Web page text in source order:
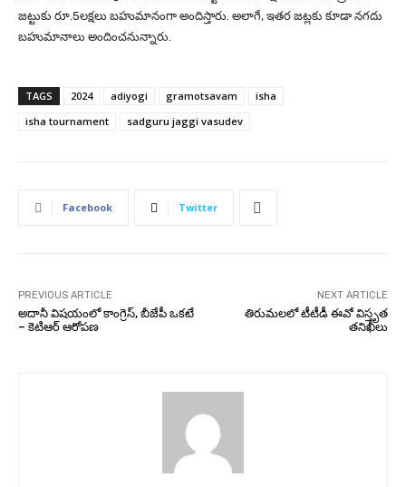
జట్టుకు రూ.5లక్షలు బహుమానంగా అందిస్తారు. అలాగే, ఇతర జట్లకు కూడా నగదు
బహుమానాలు అందించనున్నారు.
TAGS 2024 adiyogi gramotsavam
isha
isha tournament
sadguru jaggi vasudev
Facebook Twitter
PREVIOUS ARTICLE
అదానీ విషయంలో కాంగ్రెస్, బీజేపీ ఒకటే
– కెటిఆర్ ఆరోపణ
NEXT ARTICLE
తిరుమ‌ల‌లో టీటీడీ ఈవో విస్తృత
త‌నిఖీలు